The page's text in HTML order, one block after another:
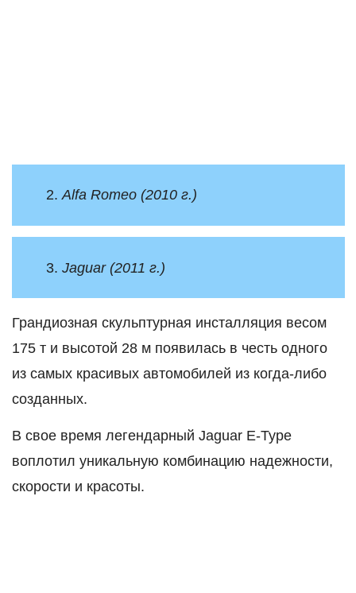
2.Alfa Romeo (2010 г.)
3. Jaguar (2011 г.)
Грандиозная скульптурная инсталляция весом
175 т и высотой 28 м появилась в честь одного
из самых красивых автомобилей из когда-либо
созданных.
В свое время легендарный Jaguar E-Type
воплотил уникальную комбинацию надежности,
скорости и красоты.